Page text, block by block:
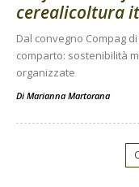
cerealicoltura
Dal convegno Compag
comparto: sostenibilità
organizzate
Di Marianna Martorana